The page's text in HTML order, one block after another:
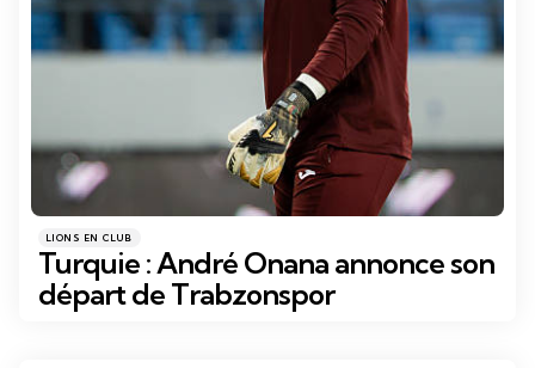
Catégories
Posté
dans
LIONS EN CLUB
Turquie : André Onana annonce son
départ de Trabzonspor